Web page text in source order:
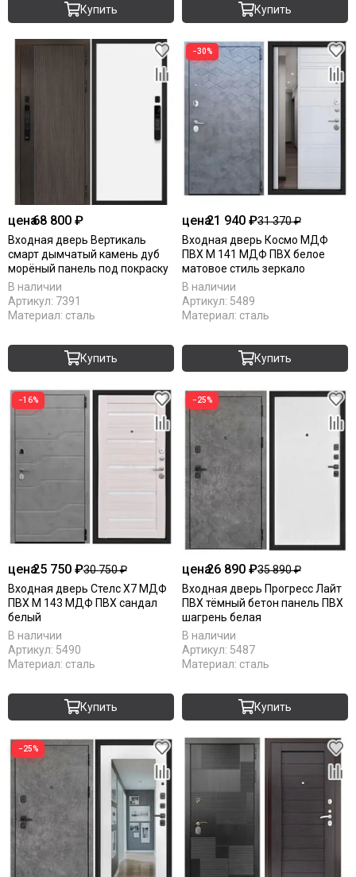
Купить Купить
цена68 800 ₽
Входная дверь Вертикаль
смарт дымчатый камень дуб
морёный панель под покраску
В наличии
Артикул: 7391
Материал: сталь
Купить
−30%
цена21 940 ₽31 370 ₽
Входная дверь Космо МДФ
ПВХ М 141 МДФ ПВХ белое
матовое стиль зеркало
В наличии
Артикул: 5489
Материал: сталь
Купить
−16%
цена25 750 ₽30 750 ₽
Входная дверь Стелс Х7 МДФ
ПВХ М 143 МДФ ПВХ сандал
белый
В наличии
Артикул: 5490
Материал: сталь
Купить
−25%
цена26 890 ₽35 890 ₽
Входная дверь Прогресс Лайт
ПВХ тёмный бетон панель ПВХ
шагрень белая
В наличии
Артикул: 5487
Материал: сталь
Купить
−25%